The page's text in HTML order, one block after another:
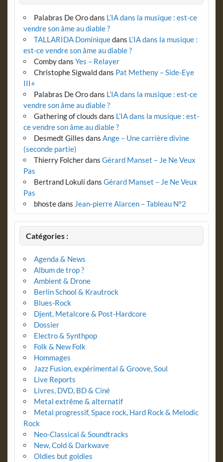
Palabras De Orodans L’IA dans la musique : est-ce
vendre son âme au diable ?
TALLARIDA Dominiquedans L’IA dans la musique :
est-ce vendre son âme au diable ?
Combydans Yes – Relayer
Christophe Sigwalddans Pat Metheny – Side-Eye
III+
Palabras De Orodans L’IA dans la musique : est-ce
vendre son âme au diable ?
Gathering of clouds dans L’IA dans la musique : est-
ce vendre son âme au diable ?
Desmedt Gilles dans Ange – Une carrière divine
(seconde partie)
Thierry Folcherdans Gérard Manset – Je Ne Veux
Pas
Bertrand Lokuli dans Gérard Manset – Je Ne Veux
Pas
bhostedans Jean-pierre Alarcen – Tableau N°2
Catégories :
Agenda & News
Album de trop ?
Ambient & Drone
Berlin School & Krautrock
Blues-Rock
Djent, Metalcore & Post-Hardcore
Dossier
Electro & Synthpop
Folk & New Folk
Hommages
Jazz Fusion, expérimental & Groove, Soul
Live Reports
Livres, DVD, BD & Ciné
Metal extrême & alternatif
Metal progressif, Space rock, Hard Rock & Melodic
Rock
Neo-Classical & Soundtracks
New, Cold & Darkwave
Oldies but goldies